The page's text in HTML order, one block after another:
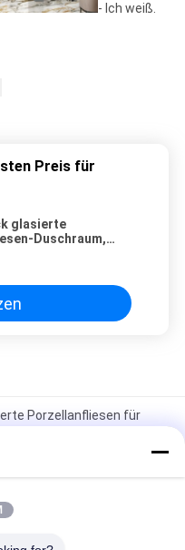
- Ich weiß.
Preis für
glasierte
Duschraum,
Porzellanfliesen für
mit polierten
PEI 4
Porzellanfliesen Matte